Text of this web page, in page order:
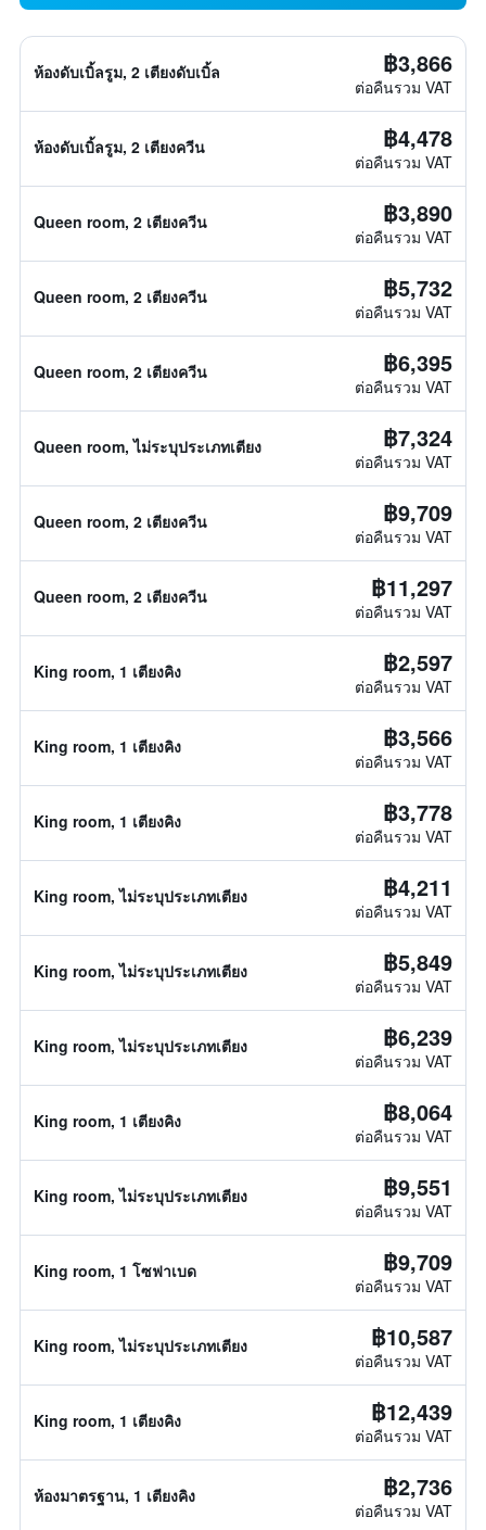
ห้องดับเบิ้ลรูม, 2 เตียงดับเบิ้ล ฿3,866
ต่อคืนรวม VAT
ห้องดับเบิ้ลรูม, 2 เตียงควีน ฿4,478
ต่อคืนรวม VAT
Queen room, 2 เตียงควีน ฿3,890
ต่อคืนรวม VAT
Queen room, 2 เตียงควีน ฿5,732
ต่อคืนรวม VAT
Queen room, 2 เตียงควีน ฿6,395
ต่อคืนรวม VAT
Queen room, ไม่ระบุประเภทเตียง ฿7,324
ต่อคืนรวม VAT
Queen room, 2 เตียงควีน ฿9,709
ต่อคืนรวม VAT
Queen room, 2 เตียงควีน ฿11,297
ต่อคืนรวม VAT
King room, 1 เตียงคิง ฿2,597
ต่อคืนรวม VAT
King room, 1 เตียงคิง ฿3,566
ต่อคืนรวม VAT
King room, 1 เตียงคิง ฿3,778
ต่อคืนรวม VAT
King room, ไม่ระบุประเภทเตียง ฿4,211
ต่อคืนรวม VAT
King room, ไม่ระบุประเภทเตียง ฿5,849
ต่อคืนรวม VAT
King room, ไม่ระบุประเภทเตียง ฿6,239
ต่อคืนรวม VAT
King room, 1 เตียงคิง ฿8,064
ต่อคืนรวม VAT
King room, ไม่ระบุประเภทเตียง ฿9,551
ต่อคืนรวม VAT
King room, 1 โซฟาเบด ฿9,709
ต่อคืนรวม VAT
King room, ไม่ระบุประเภทเตียง ฿10,587
ต่อคืนรวม VAT
King room, 1 เตียงคิง ฿12,439
ต่อคืนรวม VAT
ห้องมาตรฐาน, 1 เตียงคิง ฿2,736
ต่อคืนรวม VAT